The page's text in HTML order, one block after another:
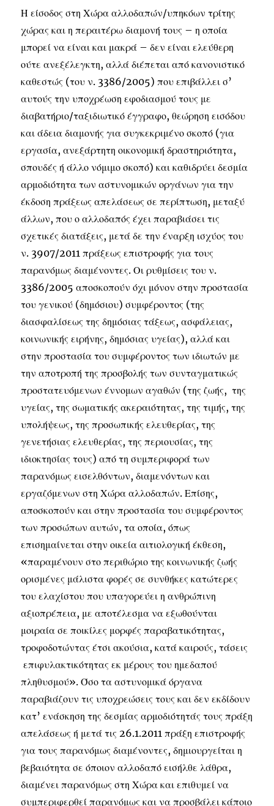
Η είσοδος στη Χώρα αλλοδαπών/υπηκόων τρίτης
χώρας και η περαιτέρω διαμονή τους – η οποία
μπορεί να είναι και μακρά – δεν είναι ελεύθερη
ούτε ανεξέλεγκτη, αλλά διέπεται από κανονιστικό
καθεστώς (του ν. 3386/2005) που επιβάλλει σ’
αυτούς την υποχρέωση εφοδιασμού τους με
διαβατήριο/ταξιδιωτικό έγγραφο, θεώρηση εισόδου
και άδεια διαμονής για συγκεκριμένο σκοπό (για
εργασία, ανεξάρτητη οικονομική δραστηριότητα,
σπουδές ή άλλο νόμιμο σκοπό) και καθιδρύει δεσμία
αρμοδιότητα των αστυνομικών οργάνων για την
έκδοση πράξεως απελάσεως σε περίπτωση, μεταξύ
άλλων, που ο αλλοδαπός έχει παραβιάσει τις
σχετικές διατάξεις, μετά δε την έναρξη ισχύος του
ν. 3907/2011 πράξεως επιστροφής για τους
παρανόμως διαμένοντες. Οι ρυθμίσεις του ν.
3386/2005 αποσκοπούν όχι μόνον στην προστασία
του γενικού (δημόσιου) συμφέροντος (της
διασφαλίσεως της δημόσιας τάξεως, ασφάλειας,
κοινωνικής ειρήνης, δημόσιας υγείας), αλλά και
στην προστασία του συμφέροντος των ιδιωτών με
την αποτροπή της προσβολής των συνταγματικώς
προστατευόμενων έννομων αγαθών (της ζωής, της
υγείας, της σωματικής ακεραιότητας, της τιμής, της
υπολήψεως, της προσωπικής ελευθερίας, της
γενετήσιας ελευθερίας, της περιουσίας, της
ιδιοκτησίας τους) από τη συμπεριφορά των
παρανόμως εισελθόντων, διαμενόντων και
εργαζόμενων στη Χώρα αλλοδαπών. Επίσης,
αποσκοπούν και στην προστασία του συμφέροντος
των προσώπων αυτών, τα οποία, όπως
επισημαίνεται στην οικεία αιτιολογική έκθεση,
«παραμένουν στο περιθώριο της κοινωνικής ζωής
ορισμένες μάλιστα φορές σε συνθήκες κατώτερες
του ελαχίστου που υπαγορεύει η ανθρώπινη
αξιοπρέπεια, με αποτέλεσμα να εξωθούνται
μοιραία σε ποικίλες μορφές παραβατικότητας,
τροφοδοτώντας έτσι ακούσια, κατά καιρούς, τάσεις
επιφυλακτικότητας εκ μέρους του ημεδαπού
πληθυσμού». Όσο τα αστυνομικά όργανα
παραβιάζουν τις υποχρεώσεις τους και δεν εκδίδουν
κατ’ ενάσκηση της δεσμίας αρμοδιότητάς τους πράξη
απελάσεως ή μετά τις 26.1.2011 πράξη επιστροφής
για τους παρανόμως διαμένοντες, δημιουργείται η
βεβαιότητα σε όποιον αλλοδαπό εισήλθε λάθρα,
διαμένει παρανόμως στη Χώρα και επιθυμεί να
συμπεριφερθεί παρανόμως και να προσβάλει κάποιο